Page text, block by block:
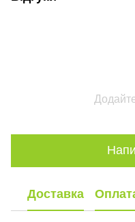
Доставка